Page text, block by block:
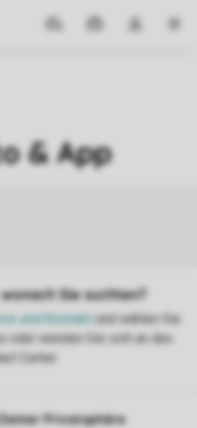
Reiseziele
Meine
Dropdown-
Privatsphäre